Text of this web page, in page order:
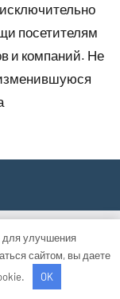
посетителям
и компаний. Не
для улучшения
сайтом, вы даете
OK